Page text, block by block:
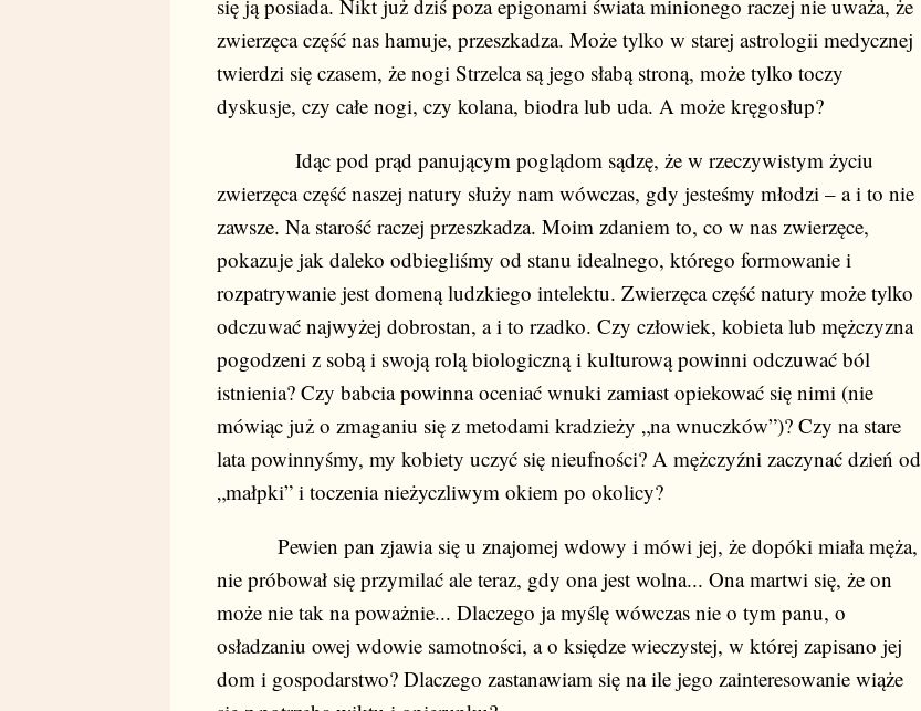
się ją posiada. Nikt już dziś poza epigonami świata minionego raczej nie uważa, że
zwierzęca część nas hamuje, przeszkadza. Może tylko w starej astrologii medycznej
twierdzi się czasem, że nogi Strzelca są jego słabą stroną, może tylko toczy
dyskusje, czy całe nogi, czy kolana, biodra lub uda. A może kręgosłup?
Idąc pod prąd panującym poglądom sądzę, że w rzeczywistym życiu
zwierzęca część naszej natury służy nam wówczas, gdy jesteśmy młodzi – a i to nie
zawsze. Na starość raczej przeszkadza. Moim zdaniem to, co w nas zwierzęce,
pokazuje jak daleko odbiegliśmy od stanu idealnego, którego formowanie i
rozpatrywanie jest domeną ludzkiego intelektu. Zwierzęca część natury może tylko
odczuwać najwyżej dobrostan, a i to rzadko. Czy człowiek, kobieta lub mężczyzna
pogodzeni z sobą i swoją rolą biologiczną i kulturową powinni odczuwać ból
istnienia? Czy babcia powinna oceniać wnuki zamiast opiekować się nimi (nie
mówiąc już o zmaganiu się z metodami kradzieży „na wnuczków”)? Czy na stare
lata powinnyśmy, my kobiety uczyć się nieufności? A mężczyźni zaczynać dzień od
„małpki” i toczenia nieżyczliwym okiem po okolicy?
Pewien pan zjawia się u znajomej wdowy i mówi jej, że dopóki miała męża,
nie próbował się przymilać ale teraz, gdy ona jest wolna... Ona martwi się, że on
może nie tak na poważnie... Dlaczego ja myślę wówczas nie o tym panu, o
osładzaniu owej wdowie samotności, a o księdze wieczystej, w której zapisano jej
dom i gospodarstwo? Dlaczego zastanawiam się na ile jego zainteresowanie wiąże